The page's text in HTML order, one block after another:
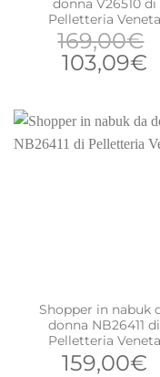
donna V26510 di
Pelletteria Veneta
169,00€
Il
era:
169,00€.
103,09€Il
Shopper in nabuk
donna NB26411 di
Pelletteria Veneta
159,00€